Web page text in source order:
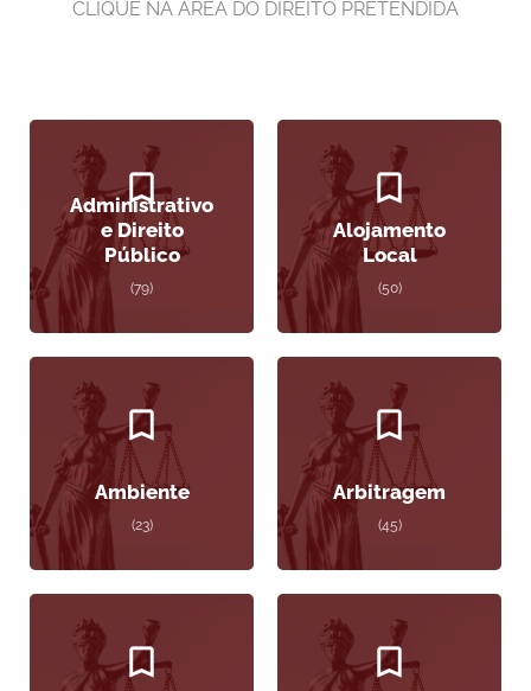
CLIQUE NA ÁREA DO DIREITO PRETENDIDA
Administrativo
e Direito
Público
(79)
Alojamento
Local
(50)
Ambiente
(23)
Arbitragem
(45)